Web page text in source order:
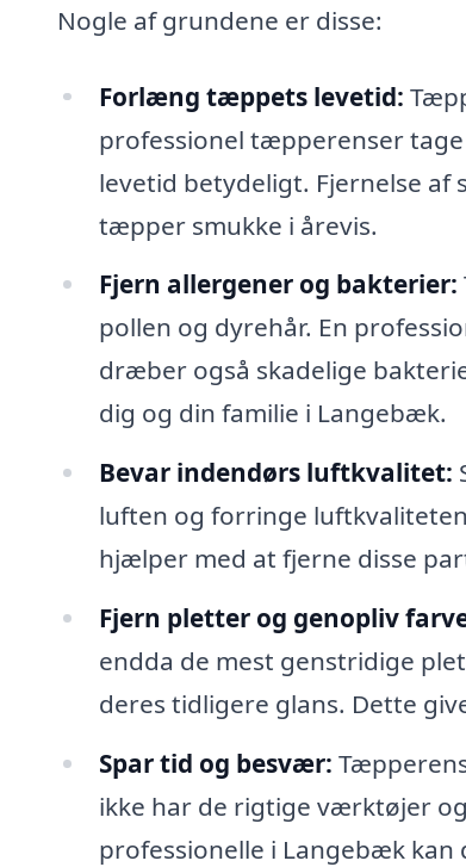
Nogle af grundene er disse:
Forlæng tæppets levetid:
professionel tæpperenser
levetid betydeligt. Fjernelse
tæpper smukke i årevis.
Fjern allergener og bakterier:
pollen og dyrehår. En
dræber også skadelige
dig og din familie i Langebæk.
Bevar indendørs luftkvalitet:
luften og forringe
hjælper med at fjerne disse
Fjern pletter og genopliv
endda de mest genstridige
deres tidligere glans. Dette
Spar tid og besvær:
ikke har de rigtige værktøjer
professionelle i Langebæk